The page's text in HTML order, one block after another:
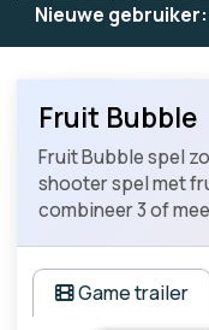
Nieuwe gebruiker:
Fruit Bubble
Fruit Bubble spel
shooter spel met
combineer 3 of
Game trailer